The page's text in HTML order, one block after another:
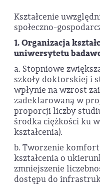
Kształcenie
społeczno-
1. Organizacja
uniwersytetu
a. Stopniowe
szkoły doktorskiej i
wpłynie na wzrost
zadeklarowaną w
proporcji liczby
środka ciężkości ku
kształcenia).
b. Tworzenie
kształcenia o
zmniejszenie
dostępu do